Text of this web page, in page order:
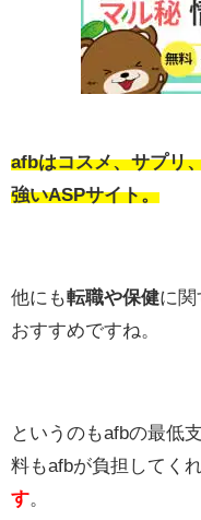
afbはコスメ、サプリ
強いASPサイト。
他にも転職や保健に関
おすすめですね。
というのもafbの最低
料もafbが負担してく
す